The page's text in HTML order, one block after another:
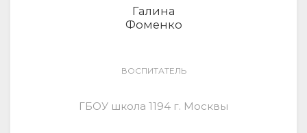
Галина
Фоменко
ВОСПИТАТЕЛЬ
ГБОУ школа 1194 г. Москвы